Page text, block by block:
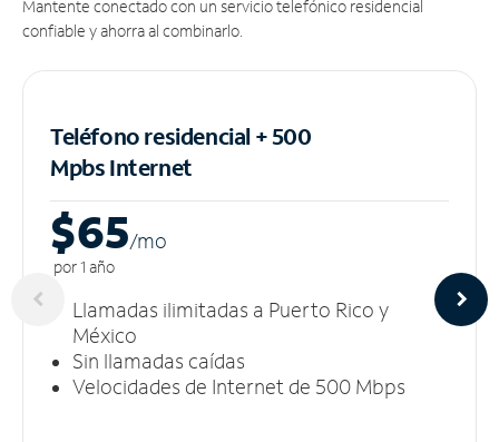
Mantente conectado con un servicio telefónico residencial
confiable y ahorra al combinarlo.
Teléfono residencial + 500
MpbsInternet
$65/mo
por 1 año
Llamadas ilimitadas a Puerto Rico y
México
Sin llamadas caídas
Velocidades de Internet de 500 Mbps